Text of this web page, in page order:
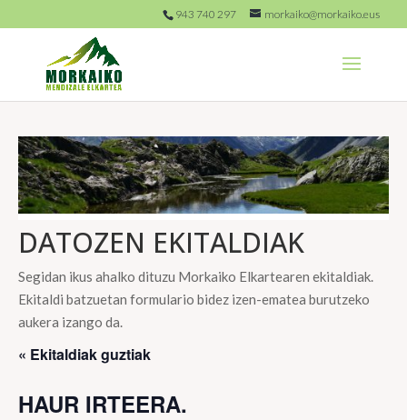
943 740 297 morkaiko@morkaiko.eus
DATOZEN EKITALDIAK
Segidan ikus ahalko dituzu Morkaiko Elkartearen ekitaldiak.
Ekitaldi batzuetan formulario bidez izen-ematea burutzeko
aukera izango da.
« Ekitaldiak guztiak
HAUR IRTEERA.